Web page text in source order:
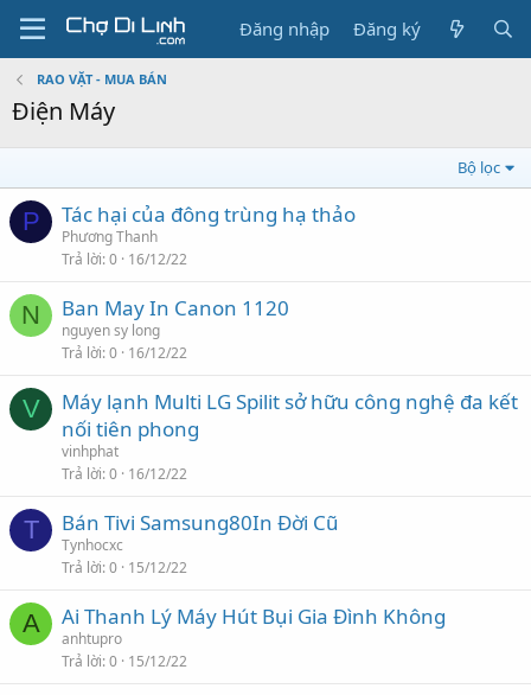
Đăng nhập Đăng ký
RAO VẶT - MUA BÁN
Điện Máy
Bộ lọc
P Tác hại của đông trùng hạ thảo
Phương Thanh
Trả lời 0 16/12/22
N Ban May In Canon 1120
nguyen sy long
Trả lời 0 16/12/22
V
Máy lạnh Multi LG Spilit sở hữu công nghệ đa kết
nối tiên phong
vinhphat
Trả lời 0 16/12/22
T Bán Tivi Samsung80In Đời Cũ
Tynhocxc
Trả lời 0 15/12/22
A Ai Thanh Lý Máy Hút Bụi Gia Đình Không
anhtupro
Trả lời 0 15/12/22